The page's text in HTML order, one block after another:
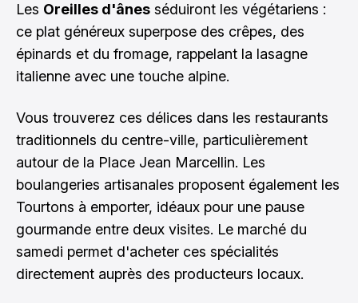
Les Oreilles d'ânes séduiront les végétariens :
ce plat généreux superpose des crêpes, des
épinards et du fromage, rappelant la lasagne
italienne avec une touche alpine.
Vous trouverez ces délices dans les restaurants
traditionnels du centre-ville, particulièrement
autour de la Place Jean Marcellin. Les
boulangeries artisanales proposent également les
Tourtons à emporter, idéaux pour une pause
gourmande entre deux visites. Le marché du
samedi permet d'acheter ces spécialités
directement auprès des producteurs locaux.